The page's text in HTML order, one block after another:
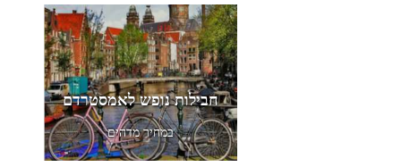
חבילות נופש לאמסטרדם
במחיר מדהים